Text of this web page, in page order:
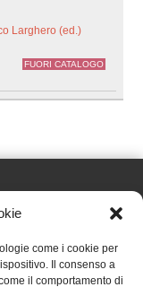
come i cookie per
Il consenso a
il comportamento di
Larghero (ed.)
FUORI CATALOGO